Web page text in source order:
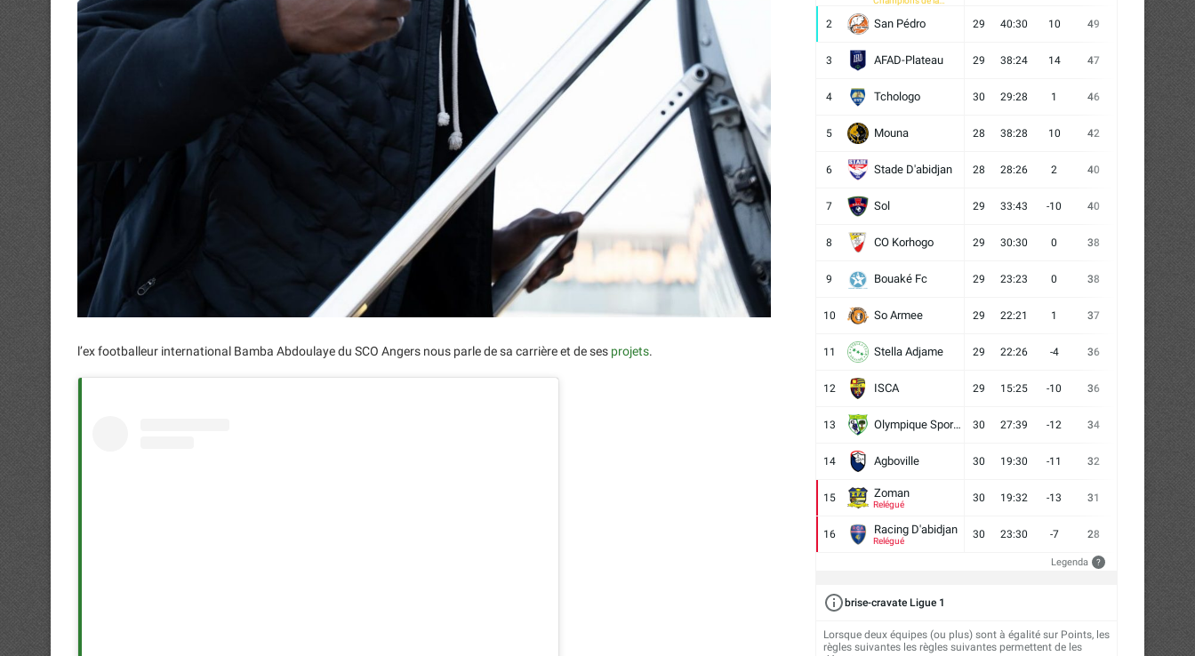
l’ex footballeur international Bamba Abdoulaye du SCO Angers nous parle de sa carrière et de ses projets.
2 San Pédro 29 40:30 10 49 10
3 AFAD-Plateau 29 38:24 14 47
4 Tchologo 30 29:28 1 46
5 Mouna 28 38:28 10 42 10
6 Stade D'abidjan 28 28:26 2 40
7 Sol 29 33:43 -10 40 4 13
8 CO Korhogo 29 30:30 0 38
9 Bouaké Fc 29 23:23 0 38
10 So Armee 29 22:21 1 37 10
11 Stella Adjame 29 22:26 -4 36
12 ISCA 29 15:25 -10 36 13
13 Olympique Sport d'Abobo FC 30 27:39 -12 34
14 Agboville 30 19:30 -11 32
15 Zoman
Relégué
30 19:32 -13 31 10
16 Racing D'abidjan
Relégué
30 23:30 -7 28 14
Legenda ?
brise-cravate Ligue 1
Lorsque deux équipes (ou plus) sont à égalité sur Points, les
règles suivantes les règles suivantes permettent de les